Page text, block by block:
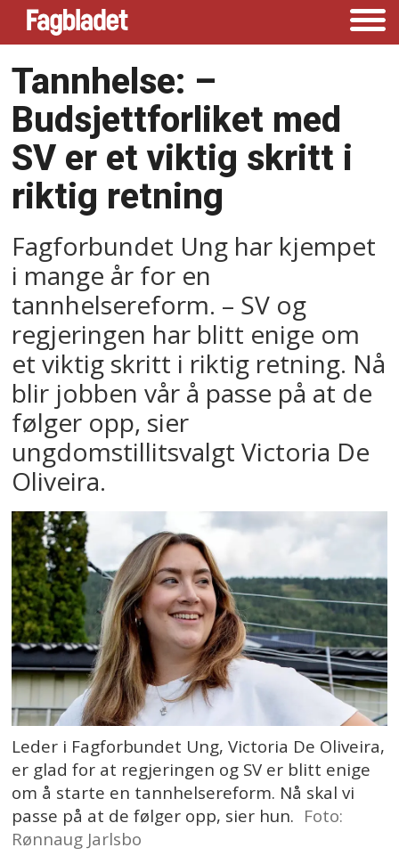
Tannhelse: –⁠
Budsjettforliket med
SV er et viktig skritt i
riktig retning
Fagforbundet Ung har kjempet
i mange år for en
tannhelsereform. – SV og
regjeringen har blitt enige om
et viktig skritt i riktig retning. Nå
blir jobben vår å passe på at de
følger opp, sier
ungdomstillitsvalgt Victoria De
Oliveira.
Leder i Fagforbundet Ung, Victoria De Oliveira,
er glad for at regjeringen og SV er blitt enige
om å starte en tannhelsereform. Nå skal vi
passe på at de følger opp, sier hun. Foto:
Rønnaug Jarlsbo